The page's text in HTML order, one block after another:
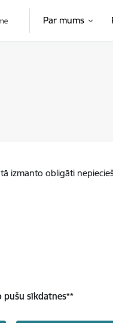
Par mums
izmanto obligāti
pušu sīkdatnes**